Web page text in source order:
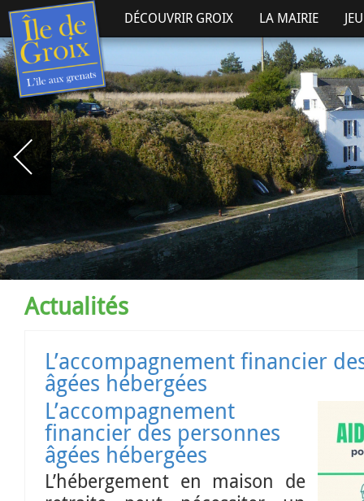
DÉCOUVRIR GROIX LA MAIRIE
Actualités
L’accompagnement financier des personnes
âgées hébergées
L’accompagnement
financier des personnes
âgées hébergées
L’hébergement en maison de